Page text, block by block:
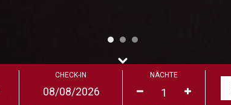
CHECK-IN NÄCHTE